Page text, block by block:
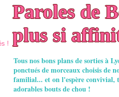
Paroles de
plus si
Tous nos bons plans de sorties à
ponctués de morceaux choisis de
familial... et on l'espère convivial,
adorables bouts de chou !